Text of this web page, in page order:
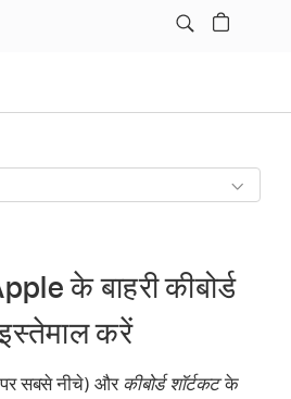
के बाहरी कीबोर्ड
करें
पर सबसे नीचे) और कीबोर्ड शॉर्टकटके